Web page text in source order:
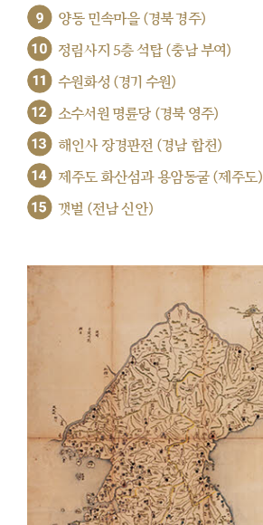
9 양동 민속마을 (경북 경주)
10 정림사지 5층 석탑 (충남 부여)
11 수원화성 (경기 수원)
12 소수서원 명륜당 (경북 영주)
13 해인사 장경판전 (경남 합천)
14 제주도 화산섬과 용암동굴 (제주도)
15 갯벌 (전남 신안)